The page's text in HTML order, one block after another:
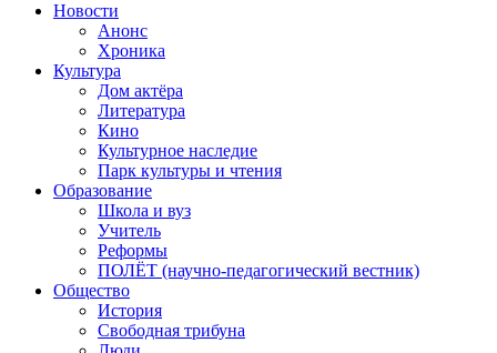
Новости
Анонс
Хроника
Культура
Дом актёра
Литература
Кино
Культурное наследие
Парк культуры и чтения
Образование
Школа и вуз
Учитель
Реформы
ПОЛЁТ (научно-педагогический вестник)
Общество
История
Свободная трибуна